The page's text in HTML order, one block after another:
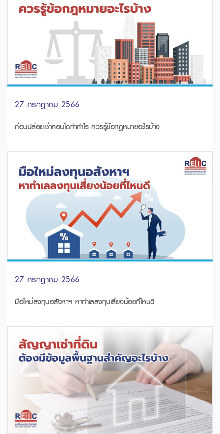
27 กรกฎาคม 2566
ก่อนปล่อยเช่าคอนโดทำกำไร ควรรู้ข้อกฎหมายอะไรบ้าง
27 กรกฎาคม 2566
มือใหม่ลงทุนอสังหาฯ หาทำเลลงทุนเสี่ยงน้อยที่ไหนดี